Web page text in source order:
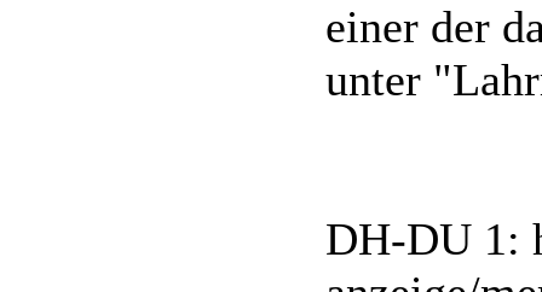
einer der
unter
DH-DU 1: